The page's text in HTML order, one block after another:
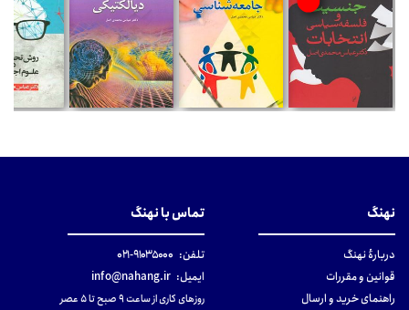
نهنگ
دربارهٔ نهنگ
قوانین و مقررات
راهنمای خرید و ارسال
تماس با نهنگ
تلفن: ۹۱۰۳۵۰۰۰-۰۲۱
ایمیل: info@nahang.ir
روزهای کاری از ساعت ۹ صبح تا ۵ عصر